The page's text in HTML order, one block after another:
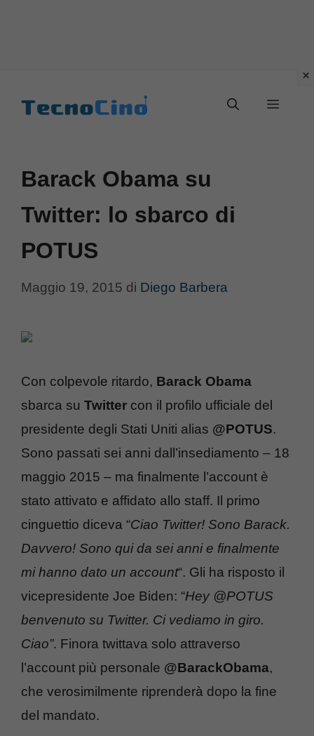
Menu
Barack Obama su
Twitter: lo sbarco di
POTUS
Maggio 19, 2015 di Diego Barbera
Con colpevole ritardo, Barack Obama
sbarca su Twitter con il profilo ufficiale del
presidente degli Stati Uniti alias @POTUS.
Sono passati sei anni dall’insediamento – 18
maggio 2015 – ma finalmente l’account è
stato attivato e affidato allo staff. Il primo
cinguettio diceva “Ciao Twitter! Sono Barack.
Davvero! Sono qui da sei anni e finalmente
mi hanno dato un account“. Gli ha risposto il
vicepresidente Joe Biden: “Hey @POTUS
benvenuto su Twitter. Ci vediamo in giro.
Ciao”. Finora twittava solo attraverso
l’account più personale @BarackObama,
che verosimilmente riprenderà dopo la fine
del mandato.